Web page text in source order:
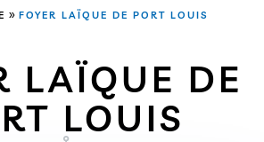
» FOYER LAÏQUE DE PORT LOUIS
LAÏQUE DE
LOUIS